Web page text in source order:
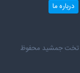
درباره ما
تخت جمشید محفوظ